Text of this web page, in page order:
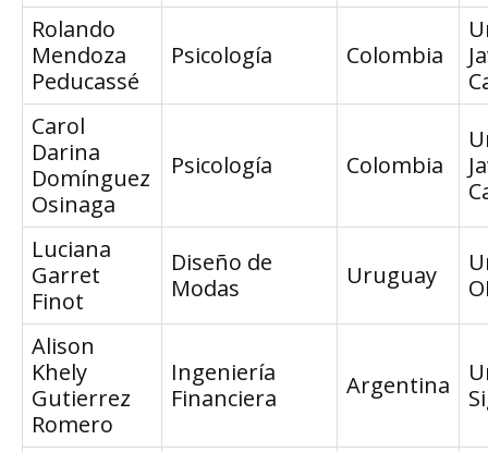
Rolando
Mendoza
Peducassé
Psicología Colombia
Carol
Darina
Domínguez
Osinaga
Psicología Colombia
Luciana
Garret
Finot
Diseño de
Modas
Uruguay
Alison
Khely
Gutierrez
Romero
Ingeniería
Financiera
Argentina